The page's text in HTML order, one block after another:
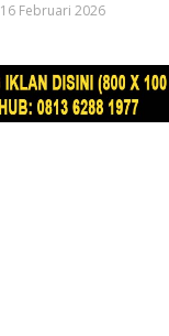
16 Februari 2026